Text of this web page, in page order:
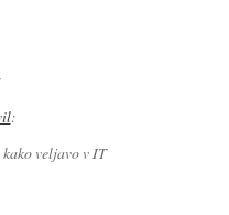
:
kako veljavo v IT